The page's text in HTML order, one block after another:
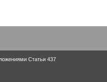
Статьи 437